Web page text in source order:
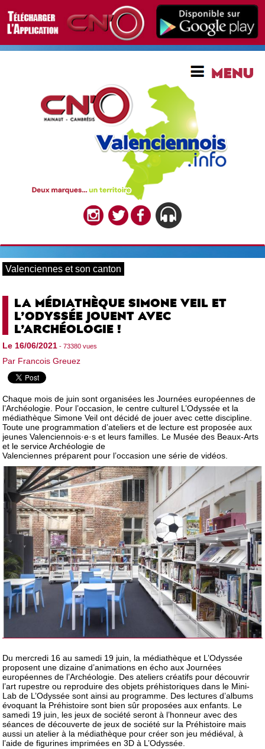
Valenciennes et son canton
LA MÉDIATHÈQUE SIMONE VEIL ET
L’ODYSSÉE JOUENT AVEC
L’ARCHÉOLOGIE !
Le 16/06/2021 - 73380 vues
Par Francois Greuez
Chaque mois de juin sont organisées les Journées européennes de
l’Archéologie. Pour l’occasion, le centre culturel L’Odyssée et la
médiathèque Simone Veil ont décidé de jouer avec cette discipline.
Toute une programmation d’ateliers et de lecture est proposée aux
jeunes Valenciennois·e·s et leurs familles. Le Musée des Beaux-Arts
et le service Archéologie de
Valenciennes préparent pour l’occasion une série de vidéos.
Du mercredi 16 au samedi 19 juin, la médiathèque et L’Odyssée
proposent une dizaine d’animations en écho aux Journées
européennes de l’Archéologie. Des ateliers créatifs pour découvrir
l’art rupestre ou reproduire des objets préhistoriques dans le Mini-
Lab de L’Odyssée sont ainsi au programme. Des lectures d’albums
évoquant la Préhistoire sont bien sûr proposées aux enfants. Le
samedi 19 juin, les jeux de société seront à l’honneur avec des
séances de découverte de jeux de société sur la Préhistoire mais
aussi un atelier à la médiathèque pour créer son jeu médiéval, à
l’aide de figurines imprimées en 3D à L’Odyssée.